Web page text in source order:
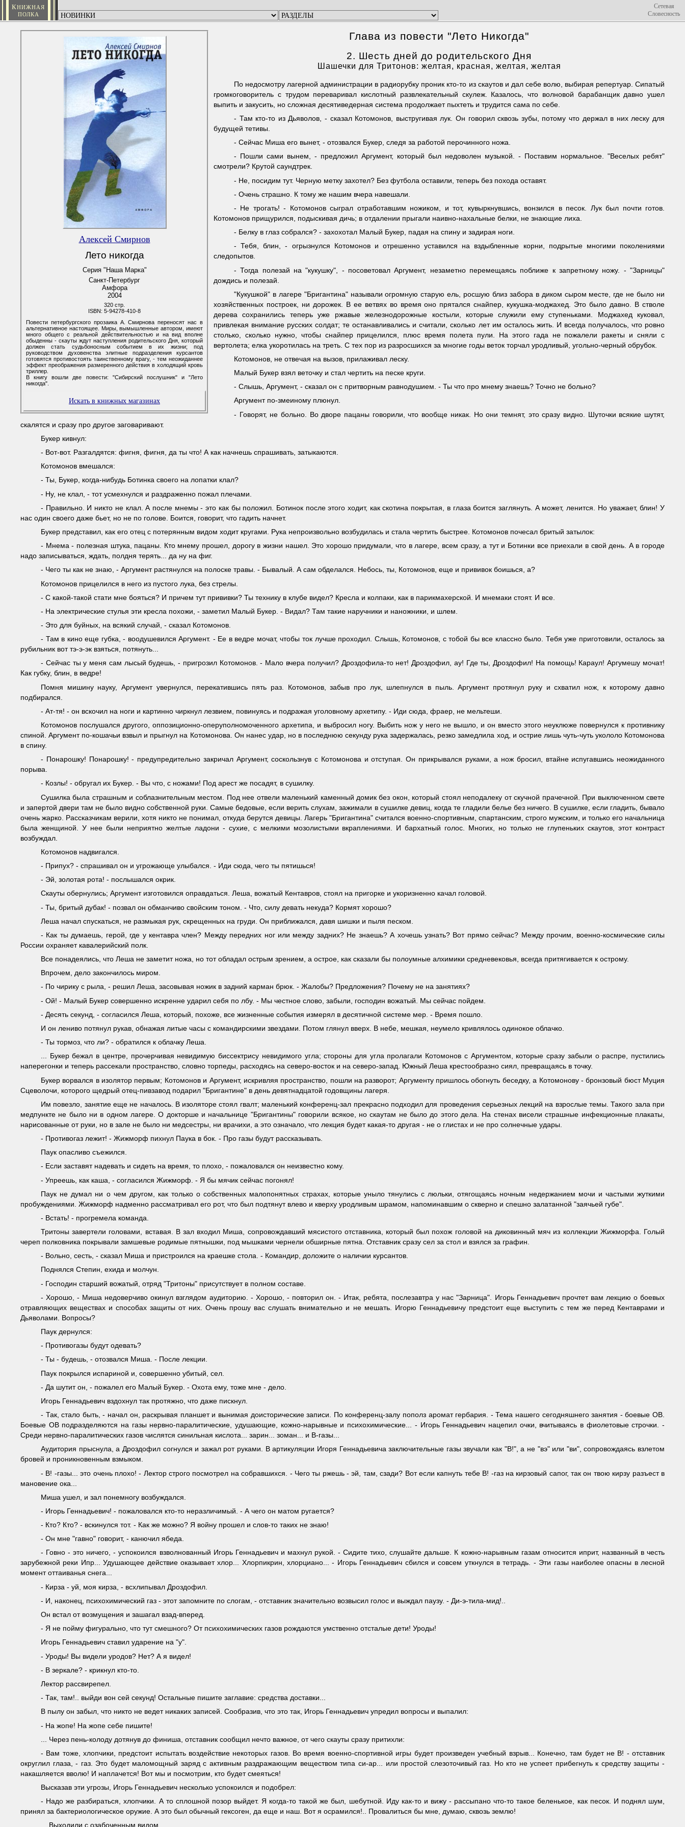
Сетевая
Словесность
КНИЖНАЯ
ПОЛКА
Алексей Смирнов
Лето никогда
Серия "Наша Марка"
Санкт-Петербург
Амфора
2004
320 стр.
ISBN: 5-94278-410-8
Повести петербургского прозаика А. Смирнова переносят нас в
альтернативное настоящее. Миры, вымышленные автором, имеют
много общего с реальной действительностью и на вид вполне
обыденны - скауты ждут наступления родительского Дня, который
должен стать судьбоносным событием в их жизни; под
руководством духовенства элитные подразделения курсантов
готовятся противостоять таинственному врагу, - тем неожиданнее
эффект преображения размеренного действия в холодящий кровь
триллер.
В книгу вошли две повести: "Сибирский послушник" и "Лето
никогда".
Искать в книжных магазинах
Глава из повести "Лето Никогда"
2. Шесть дней до родительского Дня
Шашечки для Тритонов: желтая, красная, желтая, желтая
По недосмотру лагерной администрации в радиорубку проник кто-то из скаутов и дал себе волю, выбирая репертуар. Сипатый
громкоговоритель с трудом переваривал кислотный развлекательный скулеж. Казалось, что волновой барабанщик давно ушел
выпить и закусить, но сложная десятиведерная система продолжает пыхтеть и трудится сама по себе.
- Там кто-то из Дьяволов, - сказал Котомонов, выстругивая лук. Он говорил сквозь зубы, потому что держал в них леску для
будущей тетивы.
- Сейчас Миша его вынет, - отозвался Букер, следя за работой перочинного ножа.
- Пошли сами вынем, - предложил Аргумент, который был недоволен музыкой. - Поставим нормальное. "Веселых ребят"
смотрели? Крутой саундтрек.
- Не, посидим тут. Черную метку захотел? Без футбола оставили, теперь без похода оставят.
- Очень страшно. К тому же нашим вчера навешали.
- Не трогать! - Котомонов сыграл отработавшим ножиком, и тот, кувыркнувшись, вонзился в песок. Лук был почти готов.
Котомонов прищурился, подыскивая дичь; в отдалении прыгали наивно-нахальные белки, не знающие лиха.
- Белку в глаз собрался? - захохотал Малый Букер, падая на спину и задирая ноги.
- Тебя, блин, - огрызнулся Котомонов и отрешенно уставился на вздыбленные корни, подрытые многими поколениями
следопытов.
- Тогда полезай на "кукушку", - посоветовал Аргумент, незаметно перемещаясь поближе к запретному ножу. - "Зарницы"
дождись и полезай.
"Кукушкой" в лагере "Бригантина" называли огромную старую ель, росшую близ забора в диком сыром месте, где не было ни
хозяйственных построек, ни дорожек. В ее ветвях во время оно прятался снайпер, кукушка-моджахед. Это было давно. В стволе
дерева сохранились теперь уже ржавые железнодорожные костыли, которые служили ему ступеньками. Моджахед куковал,
привлекая внимание русских солдат; те останавливались и считали, сколько лет им осталось жить. И всегда получалось, что ровно
столько, сколько нужно, чтобы снайпер прицелился, плюс время полета пули. На этого гада не пожалели ракеты и сняли с
вертолета; елка укоротилась на треть. С тех пор из разросшихся за многие годы веток торчал уродливый, угольно-черный обрубок.
Котомонов, не отвечая на вызов, прилаживал леску.
Малый Букер взял веточку и стал чертить на песке круги.
- Слышь, Аргумент, - сказал он с притворным равнодушием. - Ты что про мнему знаешь? Точно не больно?
Аргумент по-змеиному плюнул.
- Говорят, не больно. Во дворе пацаны говорили, что вообще никак. Но они темнят, это сразу видно. Шуточки всякие шутят,
скалятся и сразу про другое заговаривают.
Букер кивнул:
- Вот-вот. Разгалдятся: фигня, фигня, да ты что! А как начнешь спрашивать, затыкаются.
Котомонов вмешался:
- Ты, Букер, когда-нибудь Ботинка своего на лопатки клал?
- Ну, не клал, - тот усмехнулся и раздраженно пожал плечами.
- Правильно. И никто не клал. А после мнемы - это как бы положил. Ботинок после этого ходит, как скотина покрытая, в глаза боится заглянуть. А может, ленится. Но уважает, блин! У
нас один своего даже бьет, но не по голове. Боится, говорит, что гадить начнет.
Букер представил, как его отец с потерянным видом ходит кругами. Рука непроизвольно возбудилась и стала чертить быстрее. Котомонов почесал бритый затылок:
- Мнема - полезная штука, пацаны. Кто мнему прошел, дорогу в жизни нашел. Это хорошо придумали, что в лагере, всем сразу, а тут и Ботинки все приехали в свой день. А в городе
надо записываться, ждать, полдня терять... да ну на фиг.
- Чего ты как не знаю, - Аргумент растянулся на полоске травы. - Бывалый. А сам обделался. Небось, ты, Котомонов, еще и прививок боишься, а?
Котомонов прицелился в него из пустого лука, без стрелы.
- С какой-такой стати мне бояться? И причем тут прививки? Ты технику в клубе видел? Кресла и колпаки, как в парикмахерской. И мнемаки стоят. И все.
- На электрические стулья эти кресла похожи, - заметил Малый Букер. - Видал? Там такие наручники и наножники, и шлем.
- Это для буйных, на всякий случай, - сказал Котомонов.
- Там в кино еще губка, - воодушевился Аргумент. - Ее в ведре мочат, чтобы ток лучше проходил. Слышь, Котомонов, с тобой бы все классно было. Тебя уже приготовили, осталось за
рубильник вот тэ-э-эк взяться, потянуть...
- Сейчас ты у меня сам лысый будешь, - пригрозил Котомонов. - Мало вчера получил? Дроздофила-то нет! Дроздофил, ау! Где ты, Дроздофил! На помощь! Караул! Аргумешу мочат!
Как губку, блин, в ведре!
Помня мишину науку, Аргумент увернулся, перекатившись пять раз. Котомонов, забыв про лук, шлепнулся в пыль. Аргумент протянул руку и схватил нож, к которому давно
подбирался.
- Ат-тя! - он вскочил на ноги и картинно чиркнул лезвием, повинуясь и подражая уголовному архетипу. - Иди сюда, фраер, не мельтеши.
Котомонов послушался другого, оппозиционно-оперуполномоченного архетипа, и выбросил ногу. Выбить нож у него не вышло, и он вместо этого неуклюже повернулся к противнику
спиной. Аргумент по-кошачьи взвыл и прыгнул на Котомонова. Он нанес удар, но в последнюю секунду рука задержалась, резко замедлила ход, и острие лишь чуть-чуть укололо Котомонова
в спину.
- Понарошку! Понарошку! - предупредительно закричал Аргумент, соскользнув с Котомонова и отступая. Он прикрывался руками, а нож бросил, втайне испугавшись неожиданного
порыва.
- Козлы! - обругал их Букер. - Вы что, с ножами! Под арест же посадят, в сушилку.
Сушилка была страшным и соблазнительным местом. Под нее отвели маленький каменный домик без окон, который стоял неподалеку от скучной прачечной. При выключенном свете
и запертой двери там не было видно собственной руки. Самые бедовые, если верить слухам, зажимали в сушилке девиц, когда те гладили белье без ничего. В сушилке, если гладить, бывало
очень жарко. Рассказчикам верили, хотя никто не понимал, откуда берутся девицы. Лагерь "Бригантина" считался военно-спортивным, спартанским, строго мужским, и только его начальница
была женщиной. У нее были неприятно желтые ладони - сухие, с мелкими мозолистыми вкраплениями. И бархатный голос. Многих, но только не глупеньких скаутов, этот контраст
возбуждал.
Котомонов надвигался.
- Припух? - спрашивал он и угрожающе улыбался. - Иди сюда, чего ты пятишься!
- Эй, золотая рота! - послышался окрик.
Скауты обернулись; Аргумент изготовился оправдаться. Леша, вожатый Кентавров, стоял на пригорке и укоризненно качал головой.
- Ты, бритый дубак! - позвал он обманчиво свойским тоном. - Что, силу девать некуда? Кормят хорошо?
Леша начал спускаться, не размыкая рук, скрещенных на груди. Он приближался, давя шишки и пыля песком.
- Как ты думаешь, герой, где у кентавра член? Между передних ног или между задних? Не знаешь? А хочешь узнать? Вот прямо сейчас? Между прочим, военно-космические силы
России охраняет кавалерийский полк.
Все понадеялись, что Леша не заметит ножа, но тот обладал острым зрением, а острое, как сказали бы полоумные алхимики средневековья, всегда притягивается к острому.
Впрочем, дело закончилось миром.
- По чирику с рыла, - решил Леша, засовывая ножик в задний карман брюк. - Жалобы? Предложения? Почему не на занятиях?
- Ой! - Малый Букер совершенно искренне ударил себя по лбу. - Мы честное слово, забыли, господин вожатый. Мы сейчас пойдем.
- Десять секунд, - согласился Леша, который, похоже, все жизненные события измерял в десятичной системе мер. - Время пошло.
И он лениво потянул рукав, обнажая литые часы с командирскими звездами. Потом глянул вверх. В небе, мешкая, неумело кривлялось одинокое облачко.
- Ты тормоз, что ли? - обратился к облачку Леша.
... Букер бежал в центре, прочерчивая невидимую биссектрису невидимого угла; стороны для угла пролагали Котомонов с Аргументом, которые сразу забыли о распре, пустились
наперегонки и теперь рассекали пространство, словно торпеды, расходясь на северо-восток и на северо-запад. Южный Леша крестообразно сиял, превращаясь в точку.
Букер ворвался в изолятор первым; Котомонов и Аргумент, искривляя пространство, пошли на разворот; Аргументу пришлось обогнуть беседку, а Котомонову - бронзовый бюст Муция
Сцеволочи, которого щедрый отец-пивзавод подарил "Бригантине" в день девятнадцатой годовщины лагеря.
Им повезло, занятие еще не началось. В изоляторе стоял гвалт; маленький конференц-зал прекрасно подходил для проведения серьезных лекций на взрослые темы. Такого зала при
медпункте не было ни в одном лагере. О докторше и начальнице "Бригантины" говорили всякое, но скаутам не было до этого дела. На стенах висели страшные инфекционные плакаты,
нарисованные от руки, но в зале не было ни медсестры, ни врачихи, а это означало, что лекция будет какая-то другая - не о глистах и не про солнечные удары.
- Противогаз лежит! - Жижморф пихнул Паука в бок. - Про газы будут рассказывать.
Паук опасливо съежился.
- Если заставят надевать и сидеть на время, то плохо, - пожаловался он неизвестно кому.
- Упреешь, как каша, - согласился Жижморф. - Я бы мячик сейчас погонял!
Паук не думал ни о чем другом, как только о собственных малопонятных страхах, которые уныло тянулись с люльки, отягощаясь ночным недержанием мочи и частыми жуткими
пробуждениями. Жижморф надменно рассматривал его рот, что был подтянут влево и кверху уродливым шрамом, напоминавшим о скверно и спешно залатанной "заячьей губе".
- Встать! - прогремела команда.
Тритоны завертели головами, вставая. В зал входил Миша, сопровождавший мясистого отставника, который был похож головой на диковинный мяч из коллекции Жижморфа. Голый
череп полковника покрывали замшевые родимые пятнышки, под мышками чернели обширные пятна. Отставник сразу сел за стол и взялся за графин.
- Вольно, сесть, - сказал Миша и пристроился на краешке стола. - Командир, доложите о наличии курсантов.
Поднялся Степин, ехида и молчун.
- Господин старший вожатый, отряд "Тритоны" присутствует в полном составе.
- Хорошо, - Миша недоверчиво окинул взглядом аудиторию. - Хорошо, - повторил он. - Итак, ребята, послезавтра у нас "Зарница". Игорь Геннадьевич прочтет вам лекцию о боевых
отравляющих веществах и способах защиты от них. Очень прошу вас слушать внимательно и не мешать. Игорю Геннадьевичу предстоит еще выступить с тем же перед Кентаврами и
Дьяволами. Вопросы?
Паук дернулся:
- Противогазы будут одевать?
- Ты - будешь, - отозвался Миша. - После лекции.
Паук покрылся испариной и, совершенно убитый, сел.
- Да шутит он, - пожалел его Малый Букер. - Охота ему, тоже мне - дело.
Игорь Геннадьевич вздохнул так протяжно, что даже пискнул.
- Так, стало быть, - начал он, раскрывая планшет и вынимая доисторические записи. По конференц-залу пополз аромат гербария. - Тема нашего сегодняшнего занятия - боевые ОВ.
Боевые ОВ подразделяются на газы нервно-паралитические, удушающие, кожно-нарывные и психохимические... - Игорь Геннадьевич нацепил очки, вчитываясь в фиолетовые строчки. -
Среди нервно-паралитических газов числятся синильная кислота... зарин... зоман... и В-газы...
Аудитория прыснула, а Дроздофил согнулся и зажал рот руками. В артикуляции Игоря Геннадьевича заключительные газы звучали как "В!", а не "вэ" или "ви", сопровождаясь взлетом
бровей и проникновенным взмыком.
- В! -газы... это очень плохо! - Лектор строго посмотрел на собравшихся. - Чего ты ржешь - эй, там, сзади? Вот если капнуть тебе В! -газ на кирзовый сапог, так он твою кирзу разъест в
мановение ока...
Миша ушел, и зал понемногу возбуждался.
- Игорь Геннадьевич! - пожаловался кто-то неразличимый. - А чего он матом ругается?
- Кто? Кто? - вскинулся тот. - Как же можно? Я войну прошел и слов-то таких не знаю!
- Он мне "гавно" говорит, - канючил ябеда.
- Говно - это ничего, - успокоился взволнованный Игорь Геннадьевич и махнул рукой. - Сидите тихо, слушайте дальше. К кожно-нарывным газам относится иприт, названный в честь
зарубежной реки Ипр... Удушающее действие оказывает хлор... Хлорпикрин, хлорциано... - Игорь Геннадьевич сбился и совсем уткнулся в тетрадь. - Эти газы наиболее опасны в лесной
момент оттаиванья снега...
- Кирза - уй, моя кирза, - всхлипывал Дроздофил.
- И, наконец, психохимический газ - этот запомните по слогам, - отставник значительно возвысил голос и выждал паузу. - Ди-э-тила-мид!..
Он встал от возмущения и зашагал взад-вперед.
- Я не пойму фигурально, что тут смешного? От психохимических газов рождаются умственно отсталые дети! Уроды!
Игорь Геннадьевич ставил ударение на "у".
- Уроды! Вы видели уродов? Нет? А я видел!
- В зеркале? - крикнул кто-то.
Лектор рассвирепел.
- Так, там!.. выйди вон сей секунд! Остальные пишите заглавие: средства доставки...
В пылу он забыл, что никто не ведет никаких записей. Сообразив, что это так, Игорь Геннадьевич упредил вопросы и выпалил:
- На жопе! На жопе себе пишите!
... Через пень-колоду дотянув до финиша, отставник сообщил нечто важное, от чего скауты сразу притихли:
- Вам тоже, хлопчики, предстоит испытать воздействие некоторых газов. Во время военно-спортивной игры будет произведен учебный взрыв... Конечно, там будет не В! - отставник
округлил глаза, - газ. Это будет маломощный заряд с активным раздражающим веществом типа си-ар... или простой слезоточивый газ. Но кто не успеет прибегнуть к средству защиты -
накашляется вволю! И наплачется! Вот мы и посмотрим, кто будет смеяться!
Высказав эти угрозы, Игорь Геннадьевич несколько успокоился и подобрел:
- Надо же разбираться, хлопчики. А то сплошной позор выйдет. Я когда-то такой же был, шебутной. Иду как-то и вижу - рассыпано что-то такое беленькое, как песок. И поднял шум,
принял за бактериологическое оружие. А это был обычный гексоген, да еще и наш. Вот я осрамился!.. Провалиться бы мне, думаю, сквозь землю!
... Выходили с озабоченным видом.